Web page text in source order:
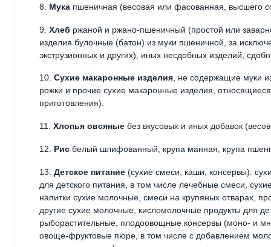
8. Мука пшеничная (весовая или фасованная, высшего
9. Хлеб ржаной и ржано-пшеничный (простой или
изделия булочные (батон) из муки пшеничной, за
экструзионных и других), иных несдобных изделий,
10. Сухие макаронные изделия, не содержащие муки
рожки и прочие сухие макаронные изделия,
приготовления).
11. Хлопья овсяные без вкусовых и иных добавок
12. Рис белый шлифованный, крупа манная, крупа
13. Детское питание (сухие смеси, каши, консервы):
для детского питания, в том числе лечебные смеси,
напитки сухие молочные, смеси на крупяных отварах,
другие сухие молочные, кисломолочные продукты для
рыборастительные, плодоовощные консервы (моно- и
овоще-фруктовые пюре, в том числе с добавлением